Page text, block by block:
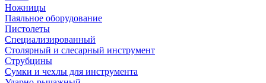
Ножницы
Паяльное оборудование
Пистолеты
Специализированный
Столярный и слесарный инструмент
Струбцины
Сумки и чехлы для инструмента